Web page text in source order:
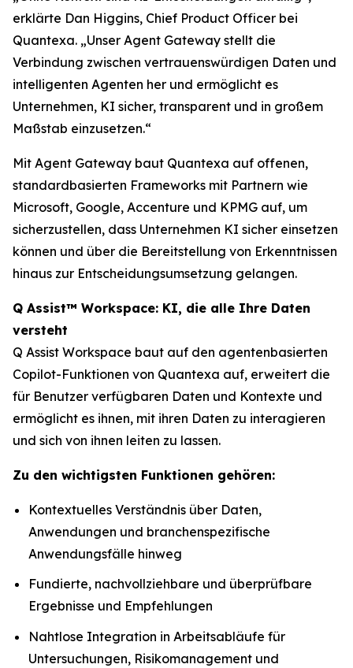
erklärte Dan Higgins, Chief Product Officer bei
Quantexa. „Unser Agent Gateway stellt die
Verbindung zwischen vertrauenswürdigen Daten und
intelligenten Agenten her und ermöglicht es
Unternehmen, KI sicher, transparent und in großem
Maßstab einzusetzen.“
Mit Agent Gateway baut Quantexa auf offenen,
standardbasierten Frameworks mit Partnern wie
Microsoft, Google, Accenture und KPMG auf, um
sicherzustellen, dass Unternehmen KI sicher einsetzen
können und über die Bereitstellung von Erkenntnissen
hinaus zur Entscheidungsumsetzung gelangen.
Q Assist™ Workspace: KI, die alle Ihre Daten
versteht
Q Assist Workspace baut auf den agentenbasierten
Copilot-Funktionen von Quantexa auf, erweitert die
für Benutzer verfügbaren Daten und Kontexte und
ermöglicht es ihnen, mit ihren Daten zu interagieren
und sich von ihnen leiten zu lassen.
Zu den wichtigsten Funktionen gehören:
Kontextuelles Verständnis über Daten,
Anwendungen und branchenspezifische
Anwendungsfälle hinweg
Fundierte, nachvollziehbare und überprüfbare
Ergebnisse und Empfehlungen
Nahtlose Integration in Arbeitsabläufe für
Untersuchungen, Risikomanagement und